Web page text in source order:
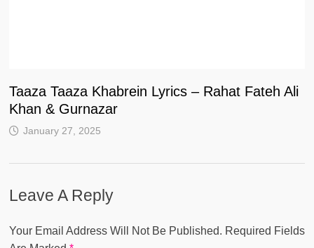
Taaza Taaza Khabrein Lyrics – Rahat Fateh Ali
Khan & Gurnazar
January 27, 2025
Leave A Reply
Your Email Address Will Not Be Published. Required Fields